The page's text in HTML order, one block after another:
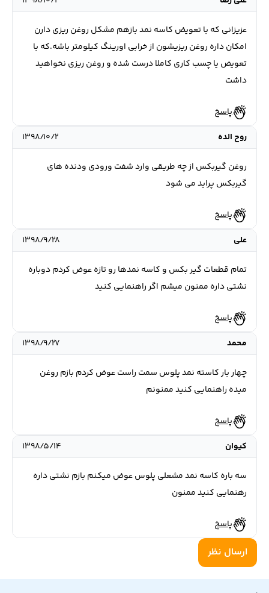
عزیزانی که با تعویض کاسه نمد بازهم مشکل روغن ریزی دارن
امکان داره روغن ریزیشون از خرابی اورینگ کیلومتر باشه.که با
تعویض یا چسب کاری کاملا درست شده و روغن ریزی نخواهید
داشت
پاسخ
روح الده
۱۳۹۸/۱۰/۲
روغن گیربکس از چه طریقی وارد شفت ورودی ودنده های
گیربکس پراید می شود
پاسخ
علی
۱۳۹۸/۹/۲۸
تمام قطعات گیر بکس و کاسه نمدها رو تازه عوض کردم دوباره
نشتی داره ممنون میشم اگر راهنمایی کنید
پاسخ
محمد
۱۳۹۸/۹/۲۷
چهار بار کاسته نمد پلوس سمت راست عوض کردم بازم روغن
میده راهنمایی کنید ممنونم
پاسخ
کیوان
۱۳۹۸/۵/۱۴
سه باره کاسه نمد مشعلی پلوس عوض میکنم بازم نشتی داره
رهنمایی کنید ممنون
پاسخ
ارسال نظر